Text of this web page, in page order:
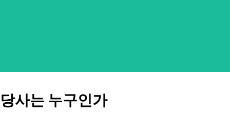
당사는 누구인가